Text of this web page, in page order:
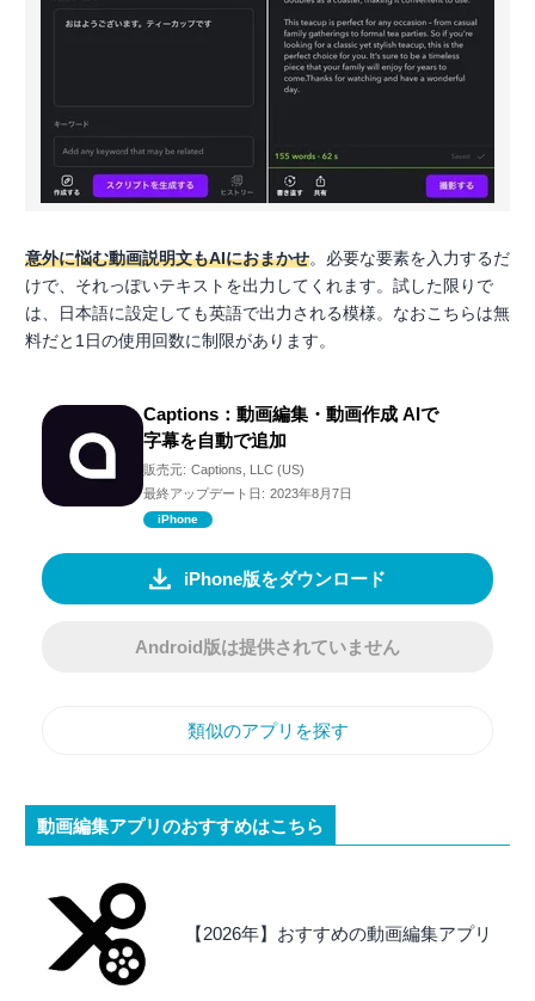
意外に悩む動画説明文もAIにおまかせ。必要な要素を入力するだ
けで、それっぽいテキストを出力してくれます。試した限りで
は、日本語に設定しても英語で出力される模様。なおこちらは無
料だと1日の使用回数に制限があります。
Captions：動画編集・動画作成 AIで
字幕を自動で追加
販売元: Captions, LLC (US)
最終アップデート日: 2023年8月7日
iPhone
iPhone版をダウンロード
Android版は提供されていません
類似のアプリを探す
動画編集アプリのおすすめはこちら
【2026年】おすすめの動画編集アプリ